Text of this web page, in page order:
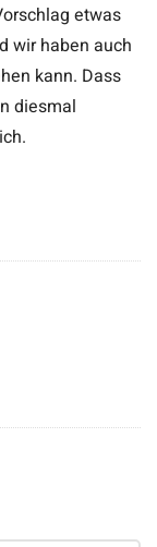
etwas
wir haben auch
kann. Dass
diesmal